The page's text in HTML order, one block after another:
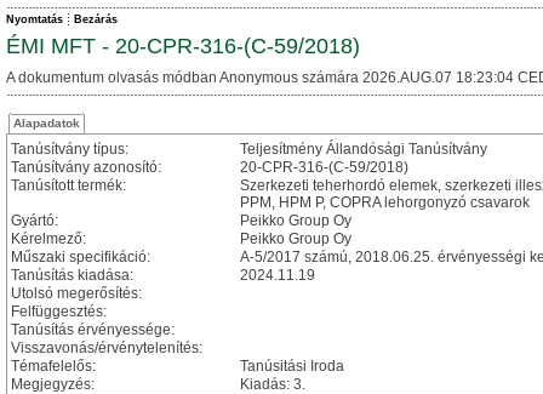
Nyomtatás Bezárás
ÉMI MFT - 20-CPR-316-(C-59/2018)
A dokumentum olvasás módban Anonymous számára 2026.AUG.07 18:23:04
Alapadatok
Tanúsítvány típus:
Teljesítmény Állandósági Tanúsítvány
Tanúsítvány azonosító:
20-CPR-316-(C-59/2018)
Tanúsított termék:
Szerkezeti teherhordó elemek, szerkezeti
PPM, HPM P, COPRA lehorgonyzó csavarok
Gyártó:
Peikko Group Oy
Kérelmező:
Peikko Group Oy
Műszaki specifikáció:
A-5/2017 számú, 2018.06.25. érvényességi
Tanúsítás kiadása:
2024.11.19
Utolsó megerősítés:
Felfüggesztés:
Tanúsítás érvényessége:
Visszavonás/érvénytelenítés:
Témafelelős:
Tanúsitási Iroda
Megjegyzés:
Kiadás: 3.